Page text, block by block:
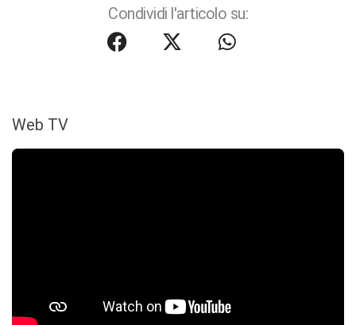
Condividi l'articolo su:
Web TV